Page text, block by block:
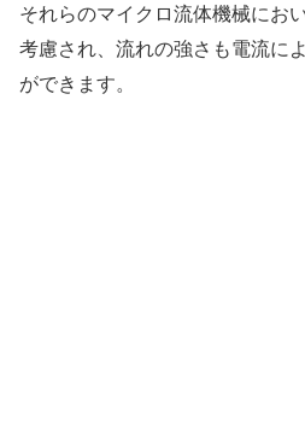
それらのマイクロ流体機械にお
考慮され、流れの強さも電流に
ができます。